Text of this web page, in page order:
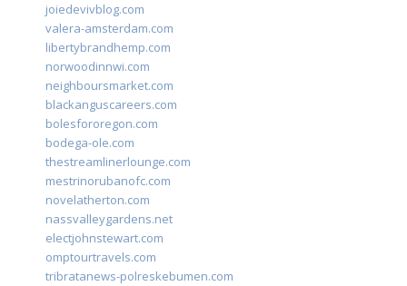
joiedevivblog.com
valera-amsterdam.com
libertybrandhemp.com
norwoodinnwi.com
neighboursmarket.com
blackanguscareers.com
bolesfororegon.com
bodega-ole.com
thestreamlinerlounge.com
mestrinorubanofc.com
novelatherton.com
nassvalleygardens.net
electjohnstewart.com
omptourtravels.com
tribratanews-polreskebumen.com